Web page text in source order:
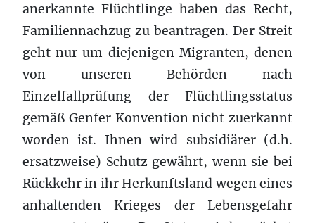
anerkannte Flüchtlinge haben das Recht,
Familiennachzug zu beantragen. Der Streit
geht nur um diejenigen Migranten, denen
von unseren Behörden nach
Einzelfallprüfung der Flüchtlingsstatus
gemäß Genfer Konvention nicht zuerkannt
worden ist. Ihnen wird subsidiärer (d.h.
ersatzweise) Schutz gewährt, wenn sie bei
Rückkehr in ihr Herkunftsland wegen eines
anhaltenden Krieges der Lebensgefahr